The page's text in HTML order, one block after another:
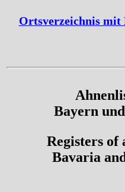
Ortsverzeichnis mit
Bayern
Registers of
Bavaria